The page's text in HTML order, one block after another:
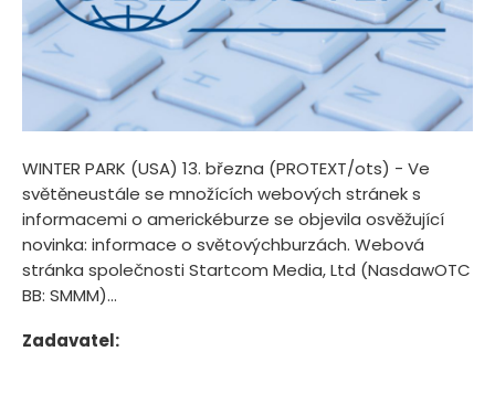
WINTER PARK (USA) 13. března (PROTEXT/ots) - Ve
světěneustále se množících webových stránek s
informacemi o americkéburze se objevila osvěžující
novinka: informace o světovýchburzách. Webová
stránka společnosti Startcom Media, Ltd (NasdawOTC
BB: SMMM)...
Zadavatel: